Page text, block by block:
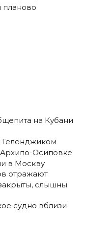
планово
на Кубани
Осиповке
в Москву
отражают
слышны
судно вблизи